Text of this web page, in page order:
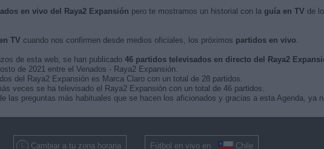
en vivo del Raya2 Expansión pero te mostramos un historial con la guía en TV de
TV cuando nos confirmen desde medios oficiales, los próximos partidos en vivo.
de esta web, se han publicado 46 partidos televisados en directo del Raya2
de 2021 entre el Venados - Raya2 Expansión.
del Raya2 Expansión es Marca Claro con un total de 28 partidos.
veces se ha televisado el Raya2 Expansión con un total de 46 partidos.
las preguntas más habituales que se hacen los aficionados y gracias a esta Agenda, ya
Cambiar a tu zona horaria Fútbol en vivo en Chile